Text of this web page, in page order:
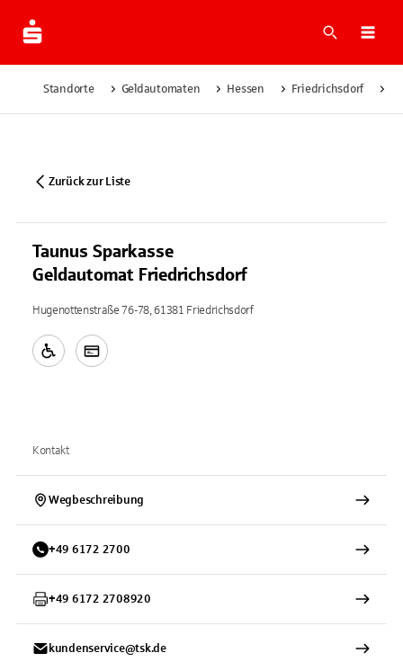
Suche
Standorte Geldautomaten Hessen Friedrichsdorf
Zurück zur Liste
Taunus Sparkasse
Geldautomat Friedrichsdorf
Hugenottenstraße 76-78, 61381 Friedrichsdorf
Kontakt
Wegbeschreibung
+49 6172 2700
+49 6172 2708920
kundenservice@tsk.de